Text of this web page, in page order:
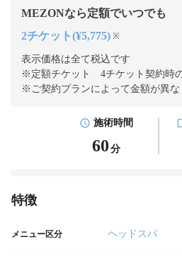
MEZONなら定額でいつでも
2チケット(¥5,775) ※
表示価格は全て税込です
※定額チケット 4チケット契約時
※ご契約プランによって金額が異な
施術時間
60 分
特徴
メニュー区分 ヘッドスパ